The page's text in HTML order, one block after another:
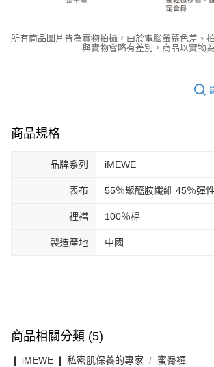
所有商品圖片皆為實物拍攝，由於電腦螢幕色差、
與實物會略有差別，商品以實物
商品規格
品牌系列 iMEWE
表布 55％聚醯胺纖維 45％彈
裡襠 100％棉
製造產地 中國
商品相關分類 (5)
❙ iMEWE ❙ 私密肌保養的專家 蜜臀褲